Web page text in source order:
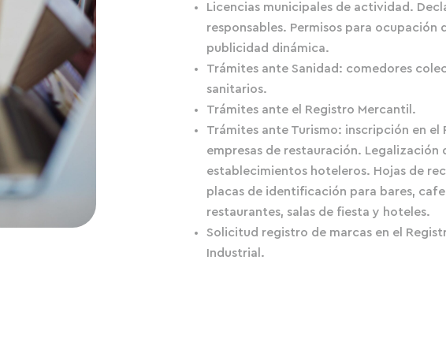
Licencias municipales de actividad.
responsables. Permisos para ocupación
publicidad dinámica.
Trámites ante Sanidad: comedores
sanitarios.
Trámites ante el Registro Mercantil.
Trámites ante Turismo: inscripción en el
empresas de restauración. Legalización
establecimientos hoteleros. Hojas de
placas de identificación para bares,
restaurantes, salas de fiesta y hoteles.
Solicitud registro de marcas en el
Industrial.